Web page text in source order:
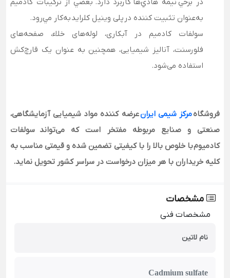
به‌عنوان تثبيت کننده در پلی وینیل کلراید به‌کار مي‌رود.
سولفات کادمیم در آبکاری، لوله‌های خلاء، صفحه‌های
فلورسنت، آنالیز شیمیایی، همچنین به عنوان یک قارچ‌کش
استفاده می‌شود.
فروشگاهمرکز شیمی ایرانعرضه کننده مواد شیمیایی آزمایشگاهی،
صنعتی و صنایع مربوطه مفتخر است که می‌تواند سولفات
کادمیوم با خلوص بالا را با کیفیتی تضمین شده و قیمتی مناسب به
کلیه خریداران با هر میزان درخواست در سراسر کشور تحویل نماید.
مشخصات
مشخصات فنی
نام لاتین
Cadmium sulfate